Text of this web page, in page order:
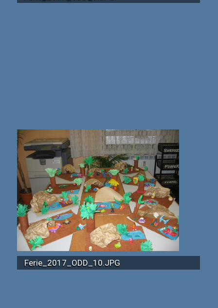
Ferie_2017_ODD_10.JPG